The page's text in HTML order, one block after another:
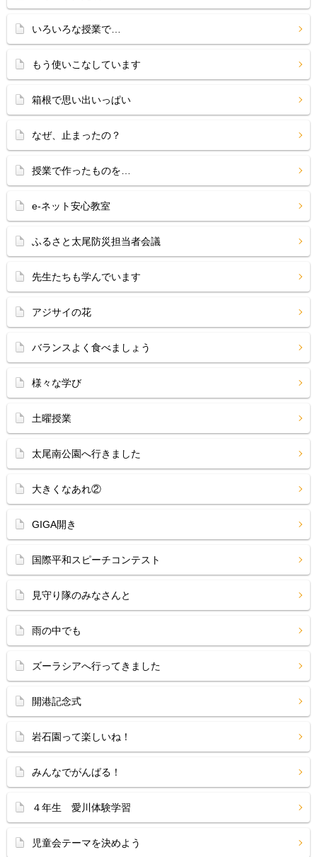
いろいろな授業で…
もう使いこなしています
箱根で思い出いっぱい
なぜ、止まったの？
授業で作ったものを…
e-ネット安心教室
ふるさと太尾防災担当者会議
先生たちも学んでいます
アジサイの花
バランスよく食べましょう
様々な学び
土曜授業
太尾南公園へ行きました
大きくなあれ②
GIGA開き
国際平和スピーチコンテスト
見守り隊のみなさんと
雨の中でも
ズーラシアへ行ってきました
開港記念式
岩石園って楽しいね！
みんなでがんばる！
４年生 愛川体験学習
児童会テーマを決めよう